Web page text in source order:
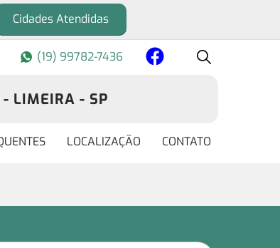
Cidades Atendidas
(19) 99782-7436
- LIMEIRA - SP
LOCALIZAÇÃO CONTATO